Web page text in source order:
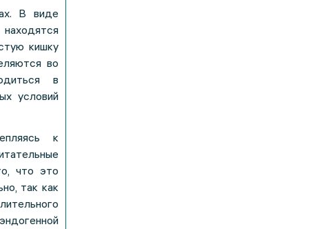
В виде
кишку
во
в
условий
к
что это
так как